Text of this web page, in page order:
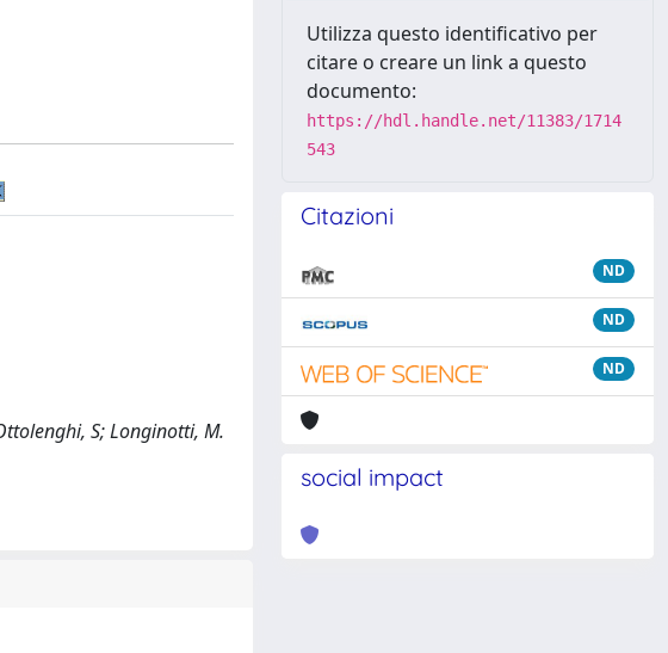
S; Longinotti, M.
Utilizza questo identificativo per
citare o creare un link a questo
documento:
https://hdl.handle.net/11383/1714
543
Citazioni
ND
ND
ND
social impact